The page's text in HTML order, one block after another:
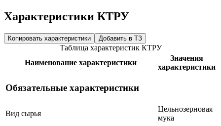
Характеристики КТРУ
Копировать характеристики Добавить в ТЗ
Таблица характеристик КТРУ
Наименование характеристики
Значения
характеристики
Обязательные характеристики
Вид сырья
Цельнозерновая
мука